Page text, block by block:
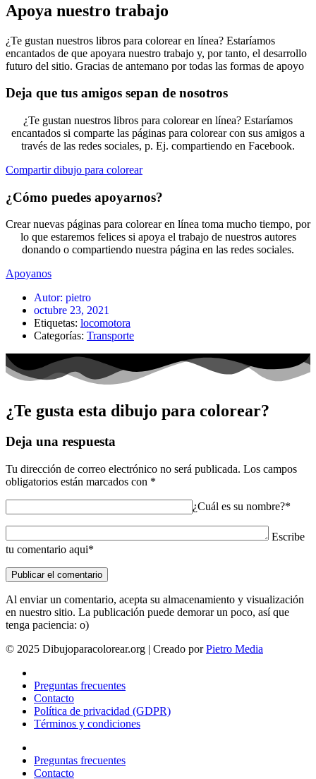
Apoya nuestro trabajo
¿Te gustan nuestros libros para colorear en línea? Estaríamos
encantados de que apoyara nuestro trabajo y, por tanto, el desarrollo
futuro del sitio. Gracias de antemano por todas las formas de apoyo
Deja que tus amigos sepan de nosotros
¿Te gustan nuestros libros para colorear en línea? Estaríamos
encantados si comparte las páginas para colorear con sus amigos a
través de las redes sociales, p. Ej. compartiendo en Facebook.
Compartir dibujo para colorear
¿Cómo puedes apoyarnos?
Crear nuevas páginas para colorear en línea toma mucho tiempo, por
lo que estaremos felices si apoya el trabajo de nuestros autores
donando o compartiendo nuestra página en las redes sociales.
Apoyanos
Autor: pietro
octubre 23, 2021
Etiquetas: locomotora
Categorías: Transporte
¿Te gusta esta dibujo para colorear?
Deja una respuesta
Tu dirección de correo electrónico no será publicada. Los campos
obligatorios están marcados con *
¿Cuál es su nombre?*
Escribe
tu comentario aqui*
Al enviar un comentario, acepta su almacenamiento y visualización
en nuestro sitio. La publicación puede demorar un poco, así que
tenga paciencia: o)
© 2025 Dibujoparacolorear.org | Creado porPietro Media
Preguntas frecuentes
Contacto
Política de privacidad (GDPR)
Términos y condiciones
Preguntas frecuentes
Contacto